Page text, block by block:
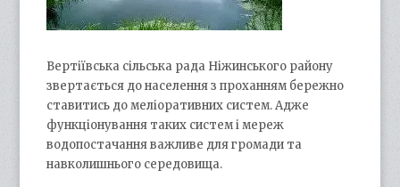
Вертіївська сільська рада Ніжинського району
звертається до населення з проханням бережно
ставитись до меліоративних систем. Адже
функціонування таких систем і мереж
водопостачання важливе для громади та
навколишнього середовища.